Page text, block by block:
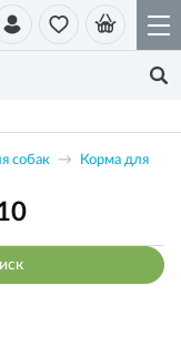
собак
Корма для